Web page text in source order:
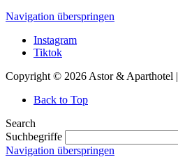
Navigation überspringen
Instagram
Tiktok
Copyright © 2026 Astor & Aparthotel |
Back to Top
Search
Suchbegriffe
Navigation überspringen